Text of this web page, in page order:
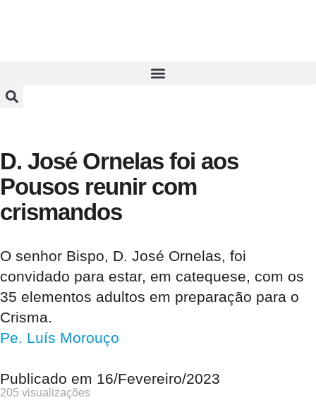
D. José Ornelas foi aos
Pousos reunir com
crismandos
O senhor Bispo, D. José Ornelas, foi
convidado para estar, em catequese, com os
35 elementos adultos em preparação para o
Crisma.
Pe. Luís Morouço
Publicado em 16/Fevereiro/2023
205 visualizações